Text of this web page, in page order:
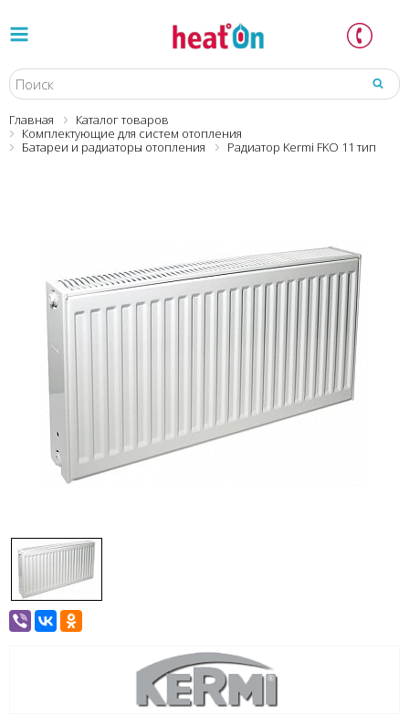
Главная
Каталог товаров
Комплектующие для систем отопления
Батареи и радиаторы отопления
Радиатор Kermi FKO 11 тип